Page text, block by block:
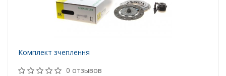
Комплект зчеплення
0 отзывов